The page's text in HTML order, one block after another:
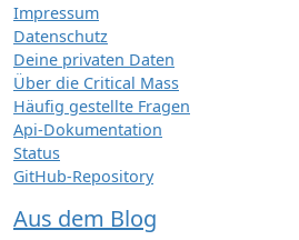
Impressum
Datenschutz
Deine privaten Daten
Über die Critical Mass
Häufig gestellte Fragen
Api-Dokumentation
Status
GitHub-Repository
Aus dem Blog